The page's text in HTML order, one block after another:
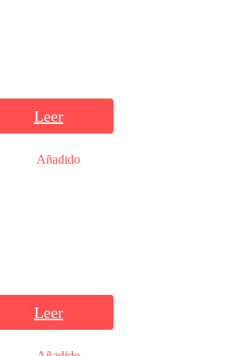
Leer
Añadido
Leer